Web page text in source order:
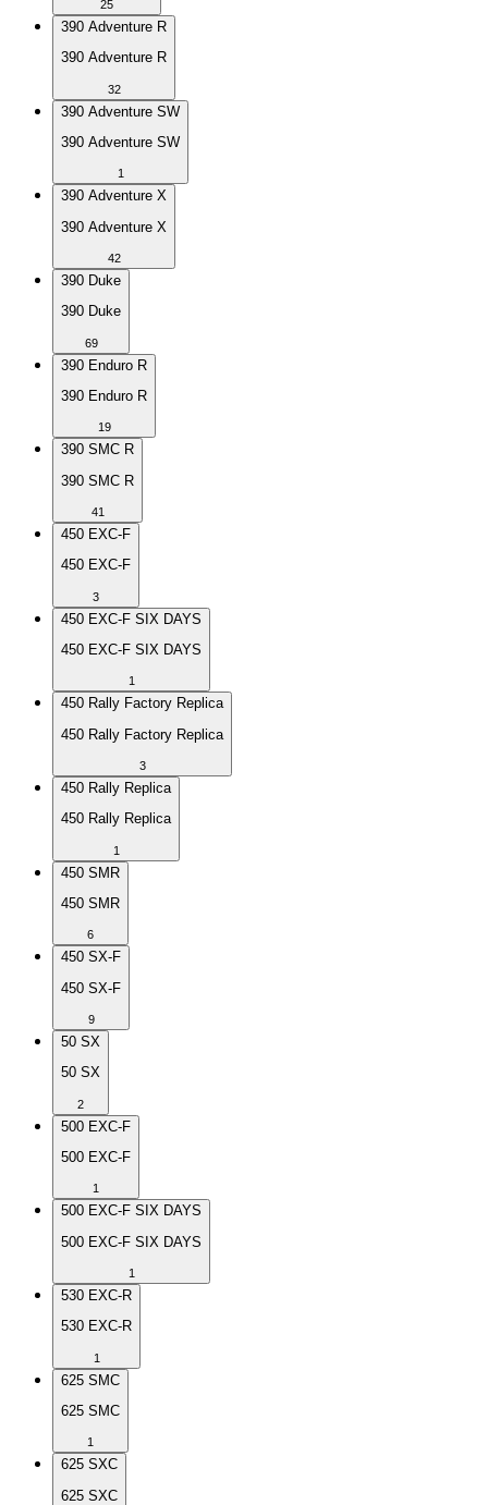
25
390 Adventure R
390 Adventure R
32
390 Adventure SW
390 Adventure SW
1
390 Adventure X
390 Adventure X
42
390 Duke
390 Duke
69
390 Enduro R
390 Enduro R
19
390 SMC R
390 SMC R
41
450 EXC-F
450 EXC-F
3
450 EXC-F SIX DAYS
450 EXC-F SIX DAYS
1
450 Rally Factory Replica
450 Rally Factory Replica
3
450 Rally Replica
450 Rally Replica
1
450 SMR
450 SMR
6
450 SX-F
450 SX-F
9
50 SX
50 SX
2
500 EXC-F
500 EXC-F
1
500 EXC-F SIX DAYS
500 EXC-F SIX DAYS
1
530 EXC-R
530 EXC-R
1
625 SMC
625 SMC
1
625 SXC
625 SXC